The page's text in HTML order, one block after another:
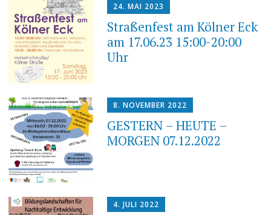
24. MAI 2023
Straßenfest am Kölner Eck
am 17.06.23 15:00-20:00
Uhr
8. NOVEMBER 2022
GESTERN – HEUTE –
MORGEN 07.12.2022
4. JULI 2022